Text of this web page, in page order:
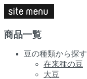
商品一覧
豆の種類から探す
在来種の豆
大豆